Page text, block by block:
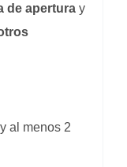
de aperturay
al menos 2